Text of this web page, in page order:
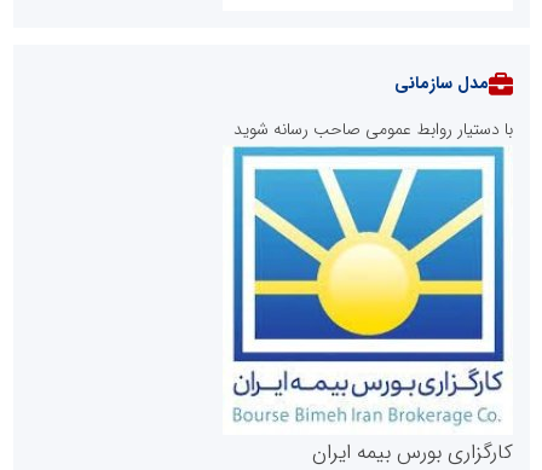
روابط عمومی خبرگزاری گزارش خبر
مدل سازمانی
با دستیار روابط عمومی صاحب رسانه شوید
کارگزاری بورس بیمه ایران